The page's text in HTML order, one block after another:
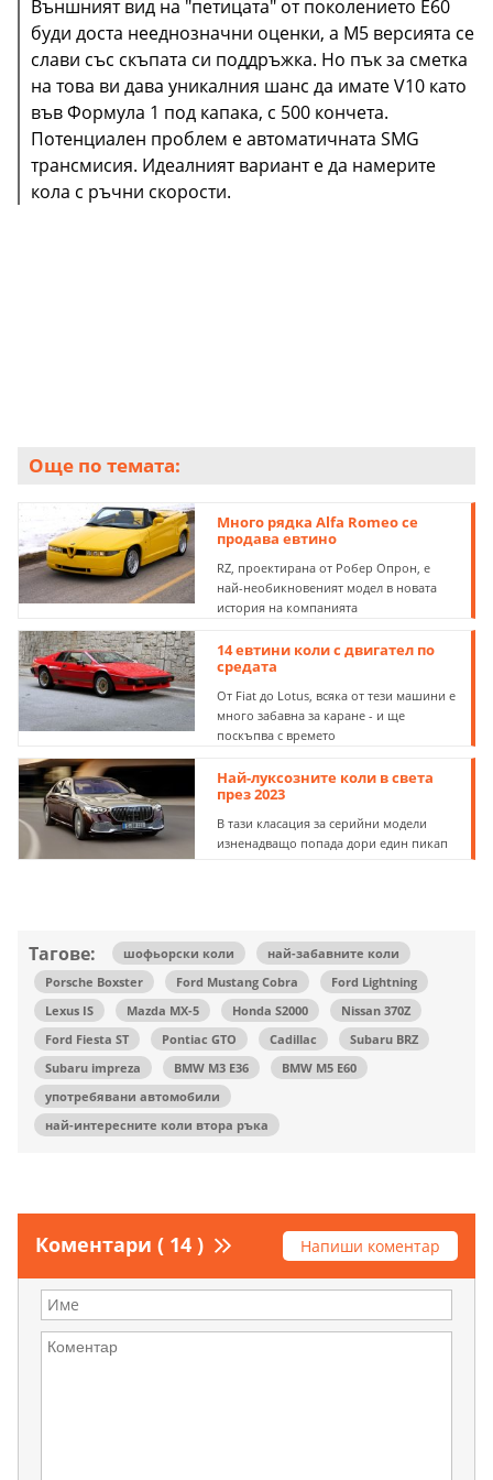
Външният вид на "петицата" от поколението Е60
буди доста нееднозначни оценки, а М5 версията се
слави със скъпата си поддръжка. Но пък за сметка
на това ви дава уникалния шанс да имате V10 като
във Формула 1 под капака, с 500 кончета.
Потенциален проблем е автоматичната SMG
трансмисия. Идеалният вариант е да намерите
кола с ръчни скорости.
Още по темата:
Много рядка Alfa Romeo се
продава евтино
RZ, проектирана от Робер Опрон, е
най-необикновеният модел в новата
история на компанията
14 евтини коли с двигател по
средата
От Fiat до Lotus, всяка от тези машини е
много забавна за каране - и ще
поскъпва с времето
Най-луксозните коли в света
през 2023
В тази класация за серийни модели
изненадващо попада дори един пикап
Тагове: шофьорски коли
най-забавните коли
Porsche Boxster
Ford Mustang Cobra
Ford Lightning
Lexus IS
Mazda MX-5 Honda S2000
Nissan 370Z
Ford Fiesta ST
Pontiac GTO Cadillac
Subaru BRZ
Subaru impreza
BMW M3 E36
BMW M5 E60
употребявани автомобили
най-интересните коли втора ръка
Коментари ( 14 ) Напиши коментар